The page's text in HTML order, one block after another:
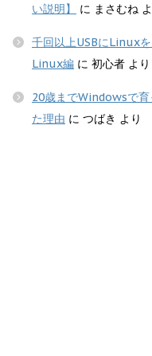
い説明】
に まさむね
千回以上USBにLinux
Linux編 に 初心者 より
20歳までWindowsで
た理由 に つばき より